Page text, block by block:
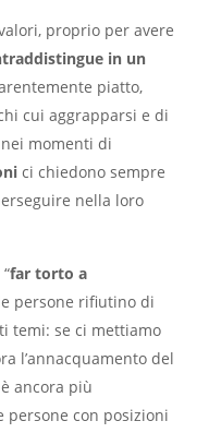
proprio per avere
in un
piatto,
cui aggrapparsi e di
momenti di
ci chiedono sempre
nella loro
far torto a
persone rifiutino di
temi: se ci mettiamo
l’annacquamento del
ancora più
con posizioni